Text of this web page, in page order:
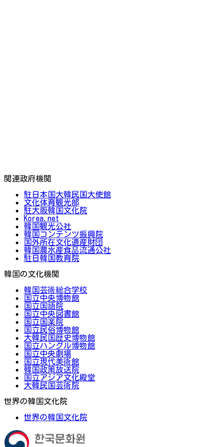
関連政府機関
駐日本国大韓民国大使館
文化体育観光部
駐大阪韓国文化院
Korea.net
韓国観光公社
韓国コンテンツ振興院
国外所在文化遺産財団
韓国農水産食品流通公社
駐日韓国教育院
韓国の文化機関
韓国芸術総合学校
国立中央博物館
国立国語院
国立中央図書館
国立国楽院
国立民俗博物館
大韓民国歴史博物館
国立ハングル博物館
国立中央劇場
国立現代美術館
韓国政策放送院
国立アジア文化殿堂
大韓民国芸術院
世界の韓国文化院
世界の韓国文化院